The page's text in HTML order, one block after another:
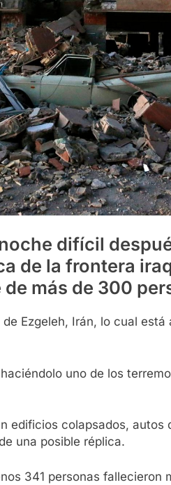
difícil
de la frontera
más de 300
Ezgeleh, Irán, lo cual está
uno de los
edificios colapsados, autos
una posible réplica.
341 personas fallecieron